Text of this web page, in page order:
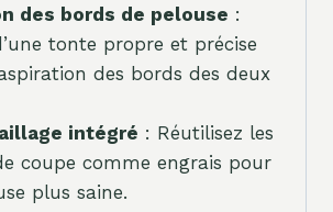
des bords de pelouse :
tonte propre et précise
des bords des deux
intégré : Réutilisez les
coupe comme engrais pour
plus saine.